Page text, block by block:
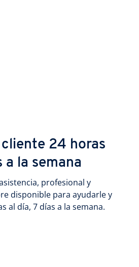
24 horas
a la semana
profesional y
disponible para ayudarle y
al día, 7 días a la semana.